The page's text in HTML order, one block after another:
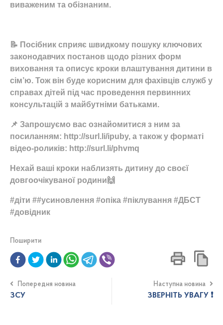
виваженим та обізнаним.
📝 Посібник сприяє швидкому пошуку ключових
законодавчих постанов щодо різних форм
виховання та описує кроки влаштування дитини в
сім’ю. Тож він буде корисним для фахівців служб у
справах дітей під час проведення первинних
консультацій з майбутніми батьками.
📌 Запрошуємо вас ознайомитися з ним за
посиланням: http://surl.li/ipuby, а також у форматі
відео-роликів: http://surl.li/phvmq
Нехай ваші кроки наблизять дитину до своєї
довгоочікуваної родини🙌
#діти ##усиновлення #опіка #піклування #ДБСТ
#довідник
Поширити
Попередня новина
ЗСУ
Наступна новина
ЗВЕРНІТЬ УВАГУ ❗️